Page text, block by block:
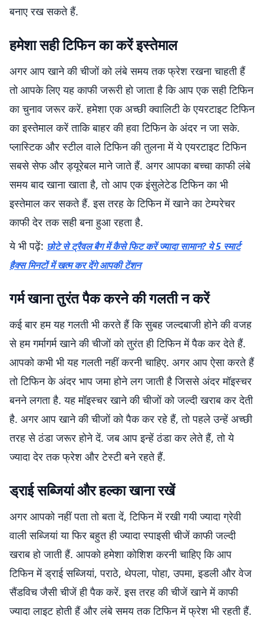
बनाए रख सकते हैं.
हमेशा सही टिफिन का करें इस्तेमाल
अगर आप खाने की चीजों को लंबे समय तक फ्रेश रखना चाहती हैं
तो आपके लिए यह काफी जरूरी हो जाता है कि आप एक सही टिफिन
का चुनाव जरूर करें. हमेशा एक अच्छी क्वालिटी के एयरटाइट टिफिन
का इस्तेमाल करें ताकि बाहर की हवा टिफिन के अंदर न जा सके.
प्लास्टिक और स्टील वाले टिफिन की तुलना में ये एयरटाइट टिफिन
सबसे सेफ और ड्यूरेबल माने जाते हैं. अगर आपका बच्चा काफी लंबे
समय बाद खाना खाता है, तो आप एक इंसुलेटेड टिफिन का भी
इस्तेमाल कर सकते हैं. इस तरह के टिफिन में खाने का टेम्परेचर
काफी देर तक सही बना हुआ रहता है.
ये भी पढ़ें: छोटे से ट्रैवल बैग में कैसे फिट करें ज्यादा सामान? ये 5 स्मार्ट
हैक्स मिनटों में खत्म कर देंगे आपकी टेंशन
गर्म खाना तुरंत पैक करने की गलती न करें
कई बार हम यह गलती भी करते हैं कि सुबह जल्दबाजी होने की वजह
से हम गर्मागर्म खाने की चीजों को तुरंत ही टिफिन में पैक कर देते हैं.
आपको कभी भी यह गलती नहीं करनी चाहिए. अगर आप ऐसा करते हैं
तो टिफिन के अंदर भाप जमा होने लग जाती है जिससे अंदर मॉइस्चर
बनने लगता है. यह मॉइस्चर खाने की चीजों को जल्दी खराब कर देती
है. अगर आप खाने की चीजों को पैक कर रहे हैं, तो पहले उन्हें अच्छी
तरह से ठंडा जरूर होने दें. जब आप इन्हें ठंडा कर लेते हैं, तो ये
ज्यादा देर तक फ्रेश और टेस्टी बने रहते हैं.
ड्राई सब्जियां और हल्का खाना रखें
अगर आपको नहीं पता तो बता दें, टिफिन में रखी गयी ज्यादा ग्रेवी
वाली सब्जियां या फिर बहुत ही ज्यादा स्पाइसी चीजें काफी जल्दी
खराब हो जाती हैं. आपको हमेशा कोशिश करनी चाहिए कि आप
टिफिन में ड्राई सब्जियां, पराठे, थेपला, पोहा, उपमा, इडली और वेज
सैंडविच जैसी चीजें ही पैक करें. इस तरह की चीजें खाने में काफी
ज्यादा लाइट होती हैं और लंबे समय तक टिफिन में फ्रेश भी रहती हैं.